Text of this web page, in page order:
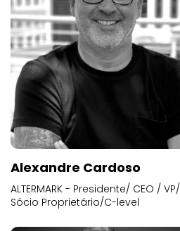
Alexandre Cardoso
ALTERMARK - Presidente/ CEO / VP/
Sócio Proprietário/C-level